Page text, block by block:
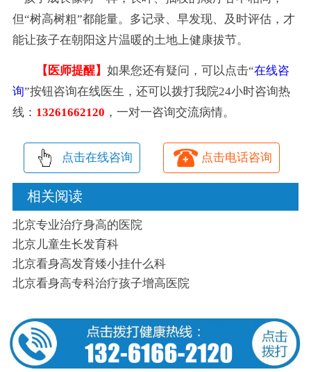
但“树高树粗”都能量。多记录、早发现、及时评估，才
能让孩子在朝阳这片温暖的土地上健康拔节。
【医师提醒】 如果您还有疑问，可以点击“在线咨
询”按钮咨询在线医生，还可以拨打我院24小时咨询热
线： 13261662120 ，一对一咨询交流病情。
点击在线咨询 点击电话咨询
相关阅读
北京专业治疗身高的医院
北京儿童生长发育科
北京看身高发育矮小挂什么科
北京看身高专科治疗孩子增高医院